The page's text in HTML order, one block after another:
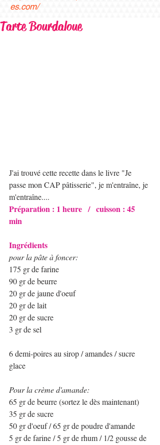
es.com/
Tarte Bourdaloue
J'ai trouvé cette recette dans le livre "Je
passe mon CAP pâtisserie", je m'entraîne, je
m'entraîne....
Préparation : 1 heure   /   cuisson : 45
min
Ingrédients
pour la pâte à foncer:
175 gr de farine
90 gr de beurre
20 gr de jaune d'oeuf
20 gr de lait
20 gr de sucre
3 gr de sel
6 demi-poires au sirop / amandes / sucre
glace
Pour la crème d'amande:
65 gr de beurre (sortez le dès maintenant)
35 gr de sucre
50 gr d'oeuf / 65 gr de poudre d'amande
5 gr de farine / 5 gr de rhum / 1/2 gousse de